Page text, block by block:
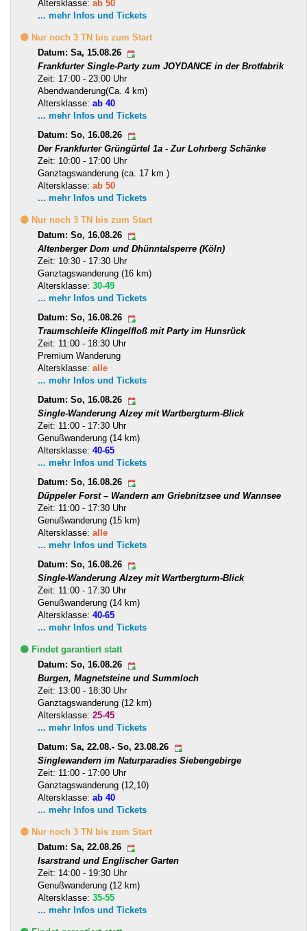
Altersklasse: ab 50
... mehr Infos und Tickets
🟡 Nur noch 3 TN bis zum Start
Datum: Sa, 15.08.26
Frankfurter Single-Party zum JOYDANCE in der Brotfabrik
Zeit: 17:00 - 23:00 Uhr
Abendwanderung(Ca. 4 km)
Altersklasse: ab 40
... mehr Infos und Tickets
Datum: So, 16.08.26
Der Frankfurter Grüngürtel 1a - Zur Lohrberg Schänke
Zeit: 10:00 - 17:00 Uhr
Ganztagswanderung (ca. 17 km )
Altersklasse: ab 50
... mehr Infos und Tickets
🟡 Nur noch 3 TN bis zum Start
Datum: So, 16.08.26
Altenberger Dom und Dhünntalsperre (Köln)
Zeit: 10:30 - 17:30 Uhr
Ganztagswanderung (16 km)
Altersklasse: 30-49
... mehr Infos und Tickets
Datum: So, 16.08.26
Traumschleife Klingelfloß mit Party im Hunsrück
Zeit: 11:00 - 18:30 Uhr
Premium Wanderung
Altersklasse: alle
... mehr Infos und Tickets
Datum: So, 16.08.26
Single-Wanderung Alzey mit Wartbergturm-Blick
Zeit: 11:00 - 17:30 Uhr
Genußwanderung (14 km)
Altersklasse: 40-65
... mehr Infos und Tickets
Datum: So, 16.08.26
Düppeler Forst – Wandern am Griebnitzsee und Wannsee
Zeit: 11:00 - 17:30 Uhr
Genußwanderung (15 km)
Altersklasse: alle
... mehr Infos und Tickets
Datum: So, 16.08.26
Single-Wanderung Alzey mit Wartbergturm-Blick
Zeit: 11:00 - 17:30 Uhr
Genußwanderung (14 km)
Altersklasse: 40-65
... mehr Infos und Tickets
🟢 Findet garantiert statt
Datum: So, 16.08.26
Burgen, Magnetsteine und Summloch
Zeit: 13:00 - 18:30 Uhr
Ganztagswanderung (12 km)
Altersklasse: 25-45
... mehr Infos und Tickets
Datum: Sa, 22.08.- So, 23.08.26
Singlewandern im Naturparadies Siebengebirge
Zeit: 11:00 - 17:00 Uhr
Ganztagswanderung (12,10)
Altersklasse: ab 40
... mehr Infos und Tickets
🟡 Nur noch 3 TN bis zum Start
Datum: Sa, 22.08.26
Isarstrand und Englischer Garten
Zeit: 14:00 - 19:30 Uhr
Genußwanderung (12 km)
Altersklasse: 35-55
... mehr Infos und Tickets